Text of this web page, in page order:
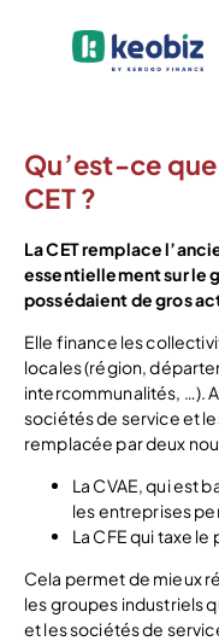
Qu’est-ce que
CET ?
La CET remplace
essentiellement sur le
possédaient de gros
Elle finance les
locales (région,
intercommunalités, …).
sociétés de service et
remplacée par deux
La CVAE, qui est
les entreprises
La CFE qui taxe
Cela permet de mieux
les groupes industriels
et les sociétés de